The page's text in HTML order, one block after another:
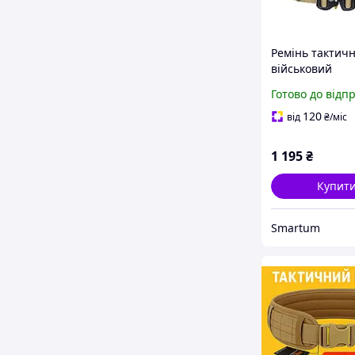
Ремінь
військовий
MOLLE
Готово до
від 120₴/міс
1 195₴
Smartum